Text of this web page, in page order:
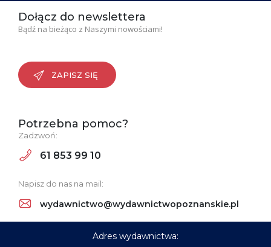
Dołącz do newslettera
Bądź na bieżąco z Naszymi nowościami!
ZAPISZ SIĘ
Potrzebna pomoc?
Zadzwoń:
61 853 99 10
Napisz do nas na mail:
wydawnictwo@wydawnictwopoznanskie.pl
Adres wydawnictwa: